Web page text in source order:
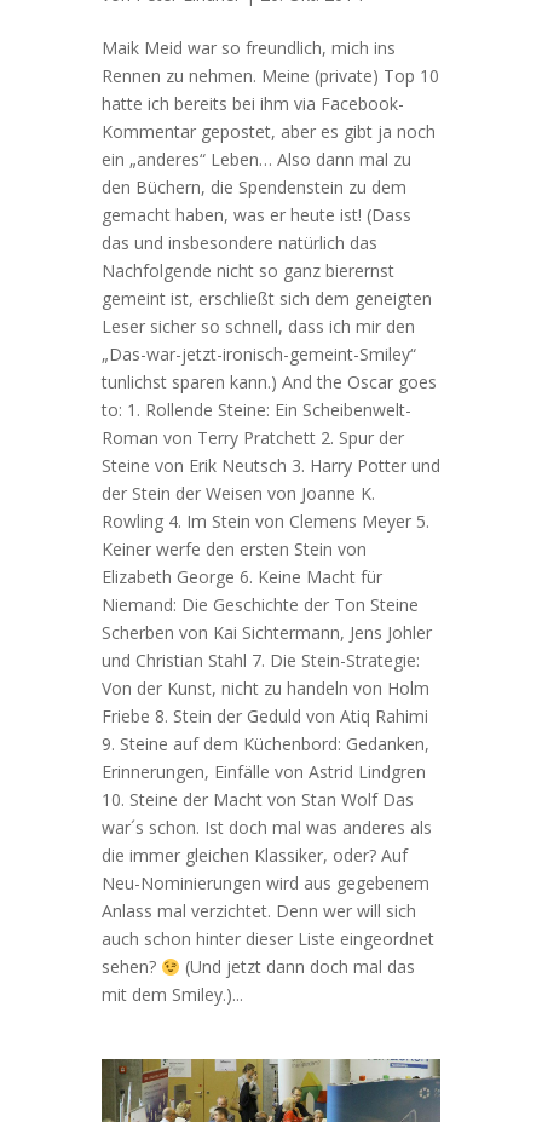
Maik Meid war so freundlich, mich ins
Rennen zu nehmen. Meine (private) Top 10
hatte ich bereits bei ihm via Facebook-
Kommentar gepostet, aber es gibt ja noch
ein „anderes“ Leben… Also dann mal zu
den Büchern, die Spendenstein zu dem
gemacht haben, was er heute ist! (Dass
das und insbesondere natürlich das
Nachfolgende nicht so ganz bierernst
gemeint ist, erschließt sich dem geneigten
Leser sicher so schnell, dass ich mir den
„Das-war-jetzt-ironisch-gemeint-Smiley“
tunlichst sparen kann.) And the Oscar goes
to: 1. Rollende Steine: Ein Scheibenwelt-
Roman von Terry Pratchett 2. Spur der
Steine von Erik Neutsch 3. Harry Potter und
der Stein der Weisen von Joanne K.
Rowling 4. Im Stein von Clemens Meyer 5.
Keiner werfe den ersten Stein von
Elizabeth George 6. Keine Macht für
Niemand: Die Geschichte der Ton Steine
Scherben von Kai Sichtermann, Jens Johler
und Christian Stahl 7. Die Stein-Strategie:
Von der Kunst, nicht zu handeln von Holm
Friebe 8. Stein der Geduld von Atiq Rahimi
9. Steine auf dem Küchenbord: Gedanken,
Erinnerungen, Einfälle von Astrid Lindgren
10. Steine der Macht von Stan Wolf Das
war´s schon. Ist doch mal was anderes als
die immer gleichen Klassiker, oder? Auf
Neu-Nominierungen wird aus gegebenem
Anlass mal verzichtet. Denn wer will sich
auch schon hinter dieser Liste eingeordnet
sehen?
(Und jetzt dann doch mal das
mit dem Smiley.)...